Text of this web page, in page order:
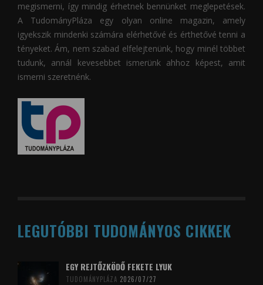
megismerni, így mindig érhetnek bennünket meglepetések.
A TudományPláza egy olyan online magazin, amely
igyekszik mindenki számára elérhetővé és érthetővé tenni a
tényeket. Ám, nem szabad elfelejtenünk, hogy minél többet
tudunk, annál kevesebbet ismerünk ahhoz képest, amit
ismerni szeretnénk.
LEGUTÓBBI TUDOMÁNYOS CIKKEK
EGY REJTŐZKÖDŐ FEKETE LYUK
TUDOMÁNYPLÁZA 2026/07/27